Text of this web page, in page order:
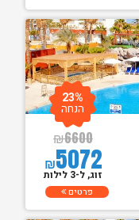
₪6600
₪5072
23%
הנחה
זוג, ל-3 לילות
פרטים